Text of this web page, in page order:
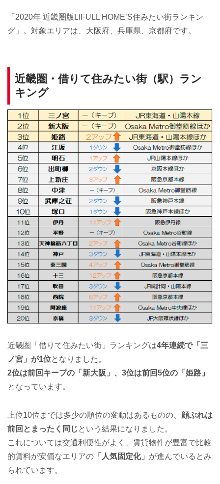
「2020年 近畿圏版LIFULL HOME’S住みたい街ランキン
グ」。対象エリアは、大阪府、兵庫県、京都府です。
近畿圏・借りて住みたい街（駅）ラン
キング
近畿圏「借りて住みたい街」ランキングは4年連続で「三
ノ宮」が1位となりました。
2位は前回キープの「新大阪」、3位は前回5位の「姫路」
となっています。
上位10位までは多少の順位の変動はあるものの、 顔ぶれは
前回とまったく同じという結果になりました。
これについては交通利便性がよく、賃貸物件が豊富で比較
的賃料が安価なエリアの 「人気固定化」 が進んでいるとみ
られています。